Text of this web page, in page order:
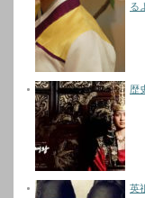
る
歴
英